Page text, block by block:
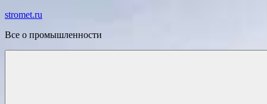
Перейти
содержимому
stromet.ru
Все о промышленности